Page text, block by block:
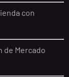
con
de Mercado